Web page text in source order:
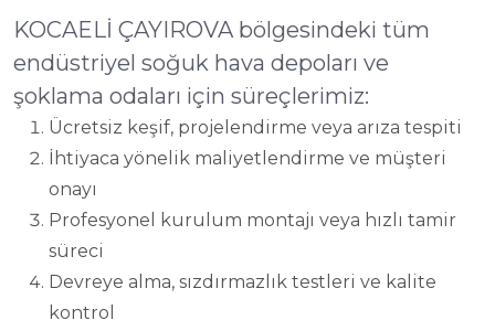
KOCAELİ ÇAYIROVA bölgesindeki tüm
endüstriyel soğuk hava depoları ve
şoklama odaları için süreçlerimiz:
Ücretsiz keşif, projelendirme veya arıza tespiti
İhtiyaca yönelik maliyetlendirme ve müşteri
onayı
Profesyonel kurulum montajı veya hızlı tamir
süreci
Devreye alma, sızdırmazlık testleri ve kalite
kontrol